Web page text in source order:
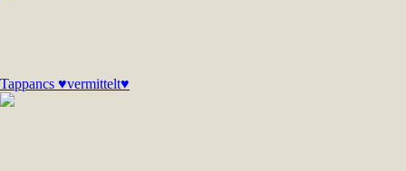
Tappancs ♥vermittelt♥